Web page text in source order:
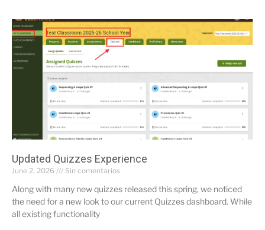
Updated Quizzes Experience
June 2, 2026 Sin comentarios
Along with many new quizzes released this spring, we noticed
the need for a new look to our current Quizzes dashboard. While
all existing functionality